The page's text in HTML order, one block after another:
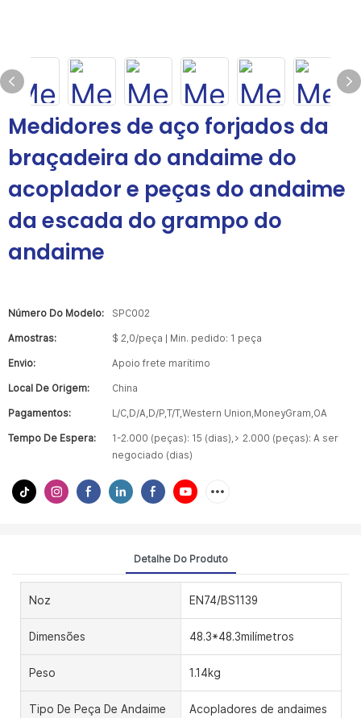
Medidores de aço forjados da
braçadeira do andaime do
acoplador e peças do andaime
da escada do grampo do
andaime
Número Do Modelo: SPC002
Amostras: $ 2,0/peça | Min. pedido: 1 peça
Envio: Apoio frete marítimo
Local De Origem: China
Pagamentos: L/C,D/A,D/P,T/T,Western Union,MoneyGram,OA
Tempo De Espera:
1-2.000 (peças): 15 (dias),> 2.000 (peças): A ser
negociado (dias)
Detalhe Do Produto
Noz EN74/BS1139
Dimensões 48.3*48.3milímetros
Peso 1.14kg
Tipo De Peça De Andaime Acopladores de andaimes